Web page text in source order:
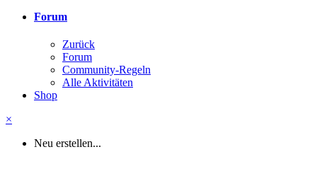
Forum
Zurück
Forum
Community-Regeln
Alle Aktivitäten
Shop
×
Neu erstellen...